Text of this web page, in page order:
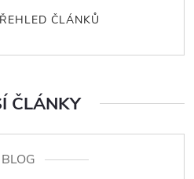
ČLÁNKŮ
ČLÁNKY
BLOG